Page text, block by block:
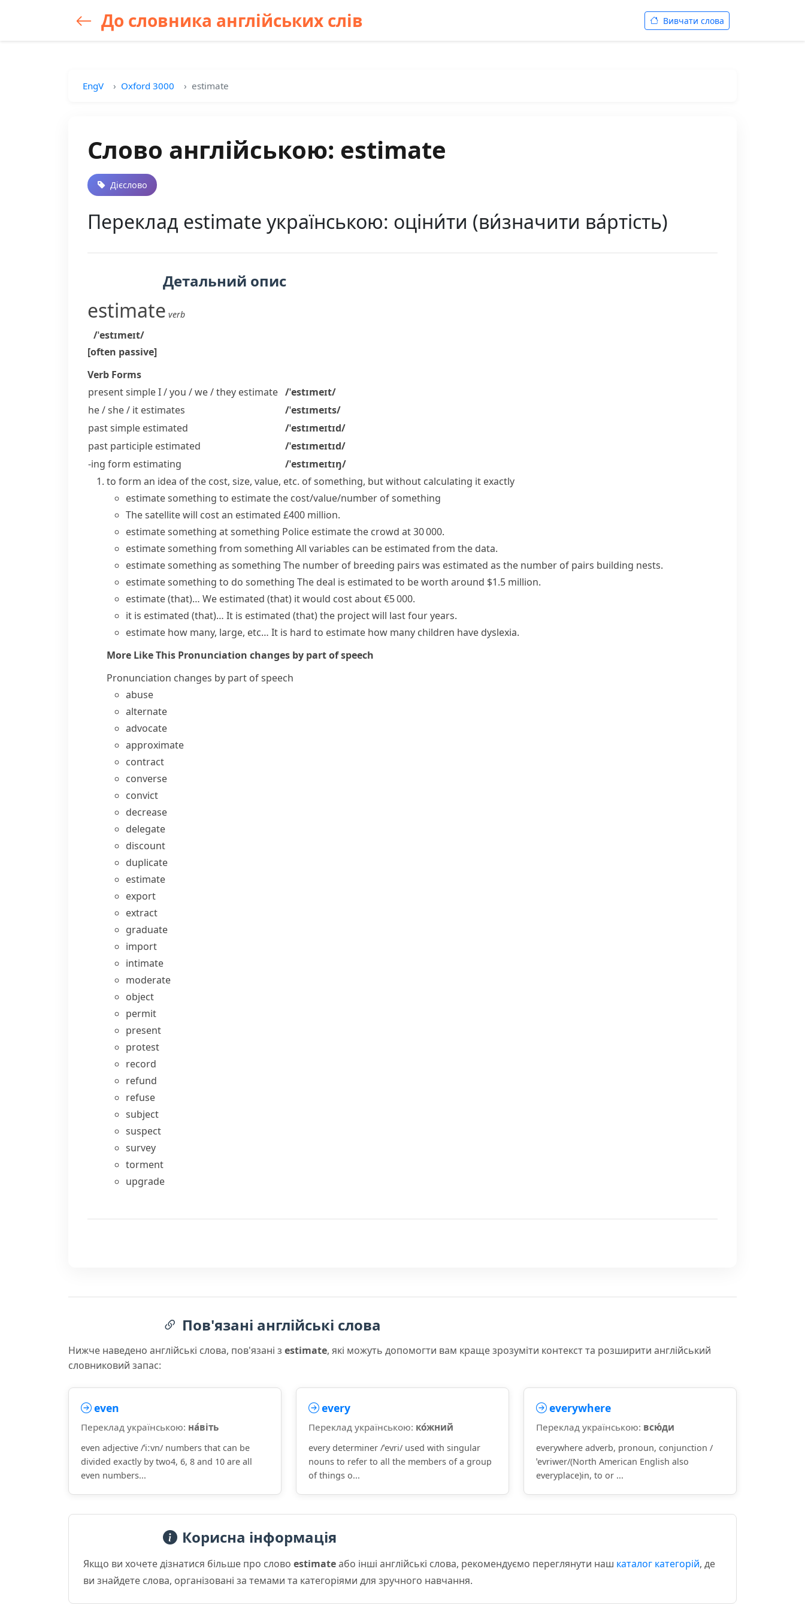
До словника англійських слів Вивчати слова
EngV Oxford 3000 estimate
Слово англійською: estimate
Дієслово
Переклад estimate українською: оціни́ти (ви́значити ва́ртість)
Детальний опис
estimate verb
/ˈestɪmeɪt/
[often passive]
Verb Forms
present simple I / you / we / they estimate /ˈestɪmeɪt/
he / she / it estimates
/ˈestɪmeɪts/
past simple estimated
/ˈestɪmeɪtɪd/
past participle estimated
/ˈestɪmeɪtɪd/
-ing form estimating
/ˈestɪmeɪtɪŋ/
to form an idea of the cost, size, value, etc. of something, but without calculating it exactly
estimate something to estimate the cost/value/number of something
The satellite will cost an estimated £400 million.
estimate something at something Police estimate the crowd at 30 000.
estimate something from something All variables can be estimated from the data.
estimate something as something The number of breeding pairs was estimated as the number of pairs building nests.
estimate something to do something The deal is estimated to be worth around $1.5 million.
estimate (that)… We estimated (that) it would cost about €5 000.
it is estimated (that)… It is estimated (that) the project will last four years.
estimate how many, large, etc… It is hard to estimate how many children have dyslexia.
More Like This Pronunciation changes by part of speech
Pronunciation changes by part of speech
abuse
alternate
advocate
approximate
contract
converse
convict
decrease
delegate
discount
duplicate
estimate
export
extract
graduate
import
intimate
moderate
object
permit
present
protest
record
refund
refuse
subject
suspect
survey
torment
upgrade
Пов'язані англійські слова
Нижче наведено англійські слова, пов'язані з estimate, які можуть допомогти вам краще зрозуміти контекст та розширити англійський
словниковий запас:
even
Переклад українською: на́віть
even adjective /ˈiːvn/ numbers that can be
divided exactly by two4, 6, 8 and 10 are all
even numbers...
every
Переклад українською: ко́жний
every determiner /ˈevri/ used with singular
nouns to refer to all the members of a group
of things o...
everywhere
Переклад українською: всю́ди
everywhere adverb, pronoun, conjunction /
ˈevriwer/(North American English also
everyplace)in, to or ...
Корисна інформація
Якщо ви хочете дізнатися більше про слово estimateабо інші англійські слова, рекомендуємо переглянути наш каталог категорій, де
ви знайдете слова, організовані за темами та категоріями для зручного навчання.